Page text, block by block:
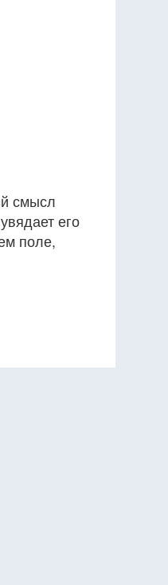
смысл
его
поле,